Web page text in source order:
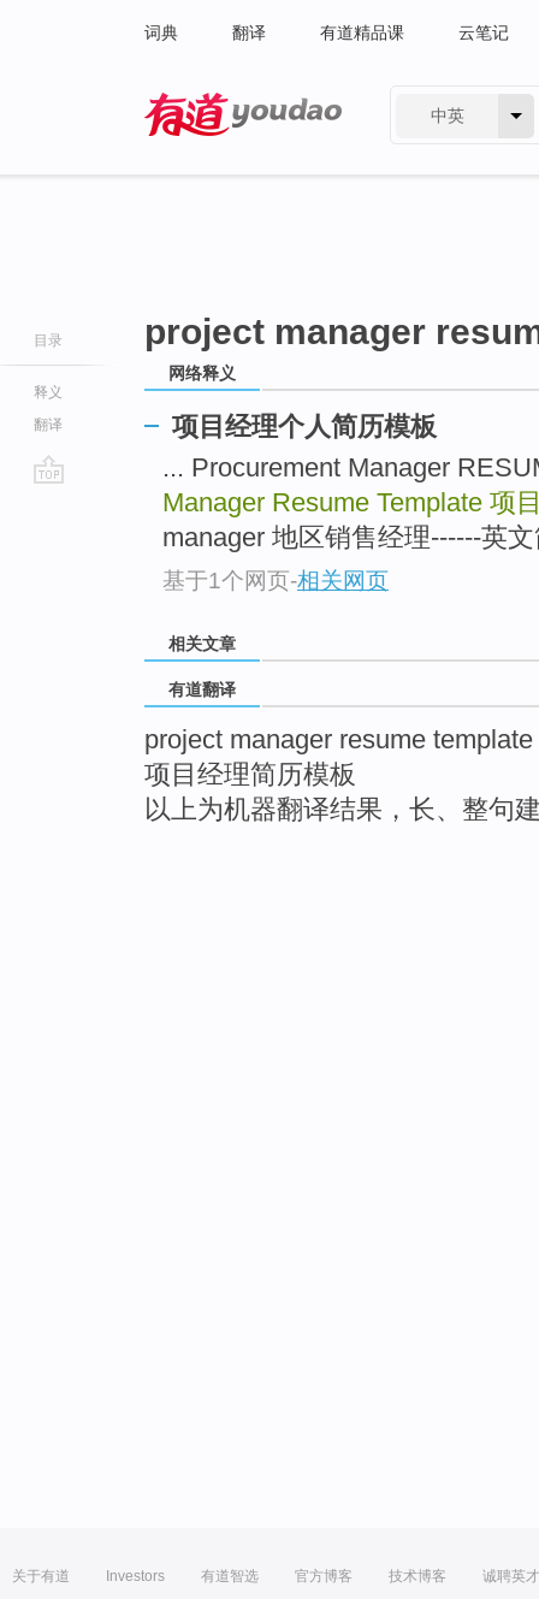
词典 翻译 有道精品课 云笔记
中英
目录
释义
翻译
project manager
网络释义
项目经理个人简历模板
... Procurement Manager
Manager Resume Template 项
manager 地区销售经理------英
基于1个网页-相关网页
相关文章
有道翻译
project manager resume template
项目经理简历模板
以上为机器翻译结果，长、整句
关于有道 Investors 有道智选 官方博客 技术博客 诚聘英才